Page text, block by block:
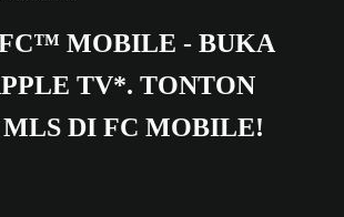
FC™ MOBILE - BUKA
TV*. TONTON
DI FC MOBILE!